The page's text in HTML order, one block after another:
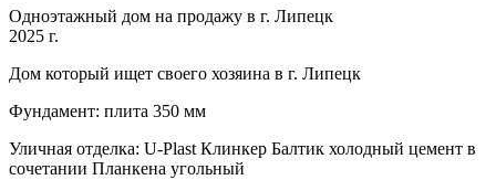
Одноэтажный дом на продажу в г. Липецк
2025 г.
Дом который ищет своего хозяина в г. Липецк
Фундамент: плита 350 мм
Уличная отделка: U-Plast Клинкер Балтик холодный цемент в
сочетании Планкена угольный